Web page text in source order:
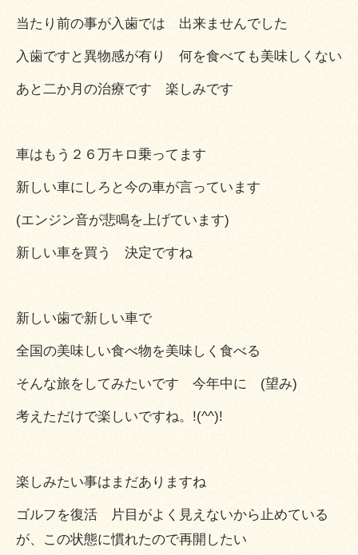
当たり前の事が入歯では 出来ませんでした
入歯ですと異物感が有り 何を食べても美味しくない
あと二か月の治療です 楽しみです
車はもう２６万キロ乗ってます
新しい車にしろと今の車が言っています
(エンジン音が悲鳴を上げています)
新しい車を買う 決定ですね
新しい歯で新しい車で
全国の美味しい食べ物を美味しく食べる
そんな旅をしてみたいです 今年中に (望み)
考えただけで楽しいですね。!(^^)!
楽しみたい事はまだありますね
ゴルフを復活 片目がよく見えないから止めている
が、この状態に慣れたので再開したい